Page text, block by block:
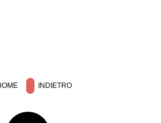
INDIETRO